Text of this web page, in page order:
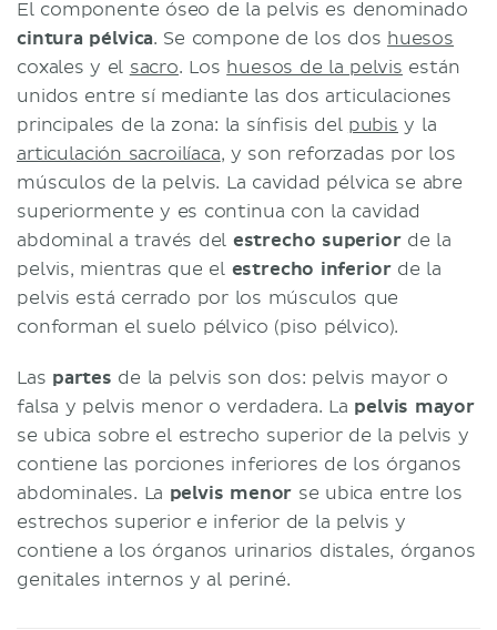
El componente óseo de la pelvis es denominado
cintura pélvica. Se compone de los dos huesos
coxales y el sacro. Los huesos de la pelvis están
unidos entre sí mediante las dos articulaciones
principales de la zona: la sínfisis del pubis y la
articulación sacroilíaca, y son reforzadas por los
músculos de la pelvis. La cavidad pélvica se abre
superiormente y es continua con la cavidad
abdominal a través del estrecho superiorde la
pelvis, mientras que el estrecho inferiorde la
pelvis está cerrado por los músculos que
conforman el suelo pélvico (piso pélvico).
Las partes de la pelvis son dos: pelvis mayor o
falsa y pelvis menor o verdadera. La pelvis mayor
se ubica sobre el estrecho superior de la pelvis y
contiene las porciones inferiores de los órganos
abdominales. La pelvis menor se ubica entre los
estrechos superior e inferior de la pelvis y
contiene a los órganos urinarios distales, órganos
genitales internos y al periné.